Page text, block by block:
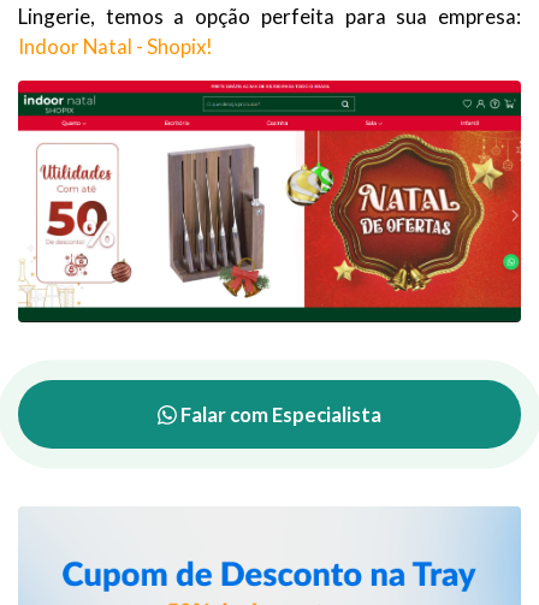
Lingerie, temos a opção perfeita para sua empresa:
Indoor Natal - Shopix!
Falar com Especialista